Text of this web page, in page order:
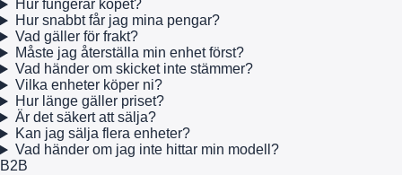
Hur fungerar köpet?
Hur snabbt får jag mina pengar?
Vad gäller för frakt?
Måste jag återställa min enhet först?
Vad händer om skicket inte stämmer?
Vilka enheter köper ni?
Hur länge gäller priset?
Är det säkert att sälja?
Kan jag sälja flera enheter?
Vad händer om jag inte hittar min modell?
B2B